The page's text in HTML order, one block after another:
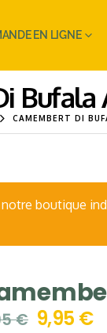
EN LIGNE
Bufala
CAMEMBERT DI
boutique
€ 9,95 €